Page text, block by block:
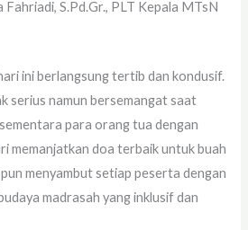
Fahriadi, S.Pd.Gr., PLT Kepala MTsN
ini berlangsung tertib dan kondusif.
serius namun bersemangat saat
para orang tua dengan
memanjatkan doa terbaik untuk buah
menyambut setiap peserta dengan
madrasah yang inklusif dan